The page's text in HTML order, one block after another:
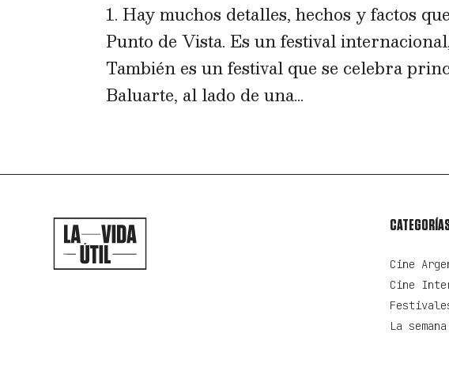
1. Hay muchos detalles, hechos y factos
Punto de Vista. Es un festival
También es un festival que se celebra
Baluarte, al lado de una...
Cine
Cine
La